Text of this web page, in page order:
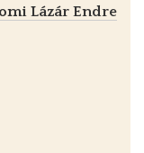
Lázár Endre